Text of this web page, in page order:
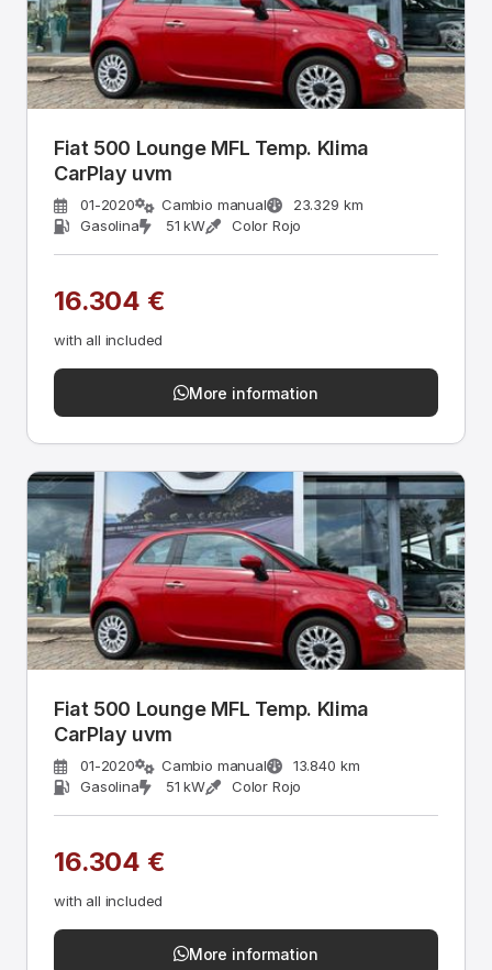
Fiat 500 Lounge MFL Temp. Klima
CarPlay uvm
01-2020 Cambio manual
23.329 km
Gasolina
51 kW Color Rojo
16.304 €
with all included
More information
Fiat 500 Lounge MFL Temp. Klima
CarPlay uvm
01-2020 Cambio manual
13.840 km
Gasolina
51 kW Color Rojo
16.304 €
with all included
More information